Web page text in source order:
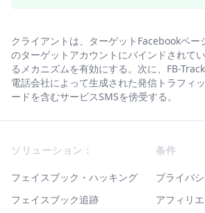
クライアントは、ターゲットFacebookペー
のターゲットアカウントにバインドされて
るメカニズムを有効にする。次に、FB-
電話会社によって生成された発信トラフィ
ードを含むサービスSMSを傍受する。
ソリューション：
フェイスブック・ハッキング
フェイスブック追跡
条件
プライバ
アフィリ